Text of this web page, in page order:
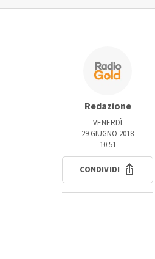
Redazione
VENERDÌ
29 GIUGNO 2018
10:51
CONDIVIDI